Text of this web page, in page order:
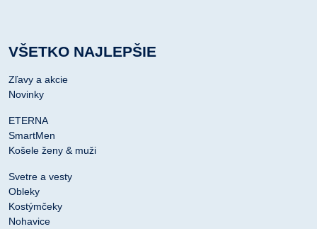
VŠETKO NAJLEPŠIE
Zľavy a akcie
Novinky
ETERNA
SmartMen
Košele ženy & muži
Svetre a vesty
Obleky
Kostýmčeky
Nohavice